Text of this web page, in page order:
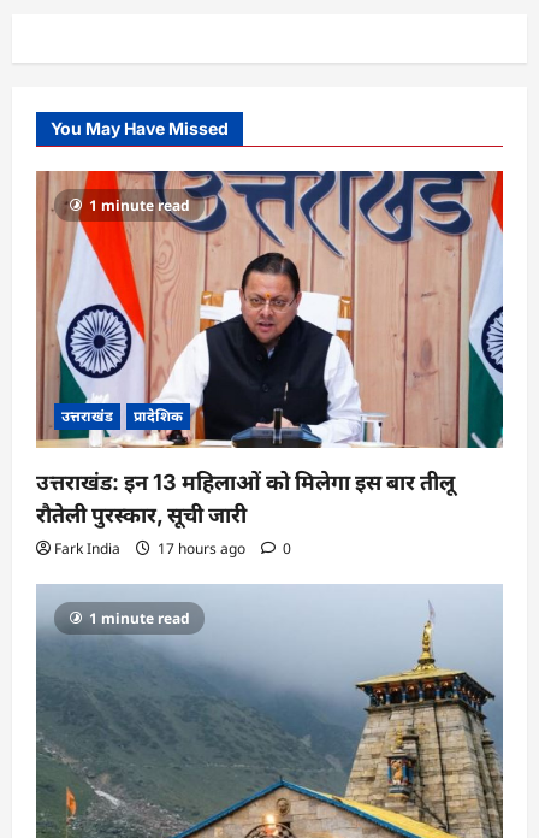
You May Have Missed
1 minute read
उत्तराखंड प्रादेशिक
उत्तराखंड: इन 13 महिलाओं को मिलेगा इस बार तीलू
रौतेली पुरस्कार, सूची जारी
Fark India 17 hours ago 0
1 minute read